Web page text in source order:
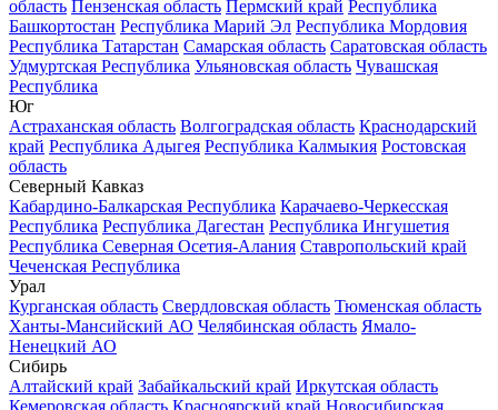
область Пензенская область Пермский край Республика
Башкортостан Республика Марий Эл Республика Мордовия
Республика Татарстан Самарская область Саратовская область
Удмуртская Республика Ульяновская область Чувашская
Республика
Юг
Астраханская область Волгоградская область Краснодарский
край Республика Адыгея Республика Калмыкия Ростовская
область
Северный Кавказ
Кабардино-Балкарская Республика Карачаево-Черкесская
Республика Республика Дагестан Республика Ингушетия
Республика Северная Осетия-Алания Ставропольский край
Чеченская Республика
Урал
Курганская область Свердловская область Тюменская область
Ханты-Мансийский АО Челябинская область Ямало-
Ненецкий АО
Сибирь
Алтайский край Забайкальский край Иркутская область
Кемеровская область Красноярский край Новосибирская